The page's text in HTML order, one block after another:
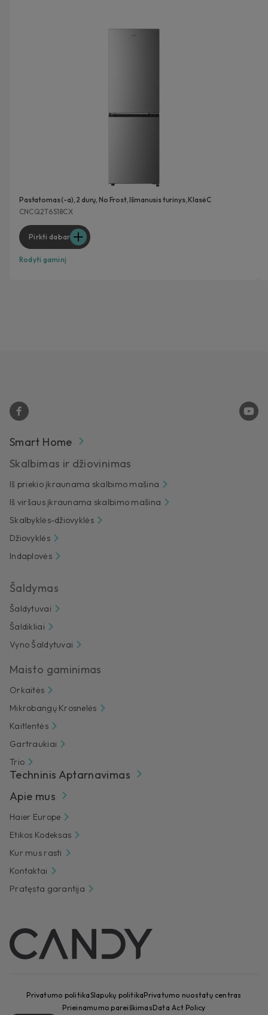
Pastatomas (-a), 2 durų, No Frost, Išmanusis turinys, Klasė C
CNCQ2T6S18CX
Pirkti dabar
Rodyti gaminį
Smart Home
Skalbimas ir džiovinimas
Iš priekio įkraunama skalbimo mašina
Iš viršaus įkraunama skalbimo mašina
Skalbyklės-džiovyklės
Džiovyklės
Indaplovės
Šaldymas
Šaldytuvai
Šaldikliai
Vyno Šaldytuvai
Maisto gaminimas
Orkaitės
Mikrobangų Krosnelės
Kaitlentės
Gartraukiai
Trio
Techninis Aptarnavimas
Apie mus
Haier Europe
Etikos Kodeksas
Kur mus rasti
Kontaktai
Pratęsta garantija
Privatumo politikaSlapukų politikaPrivatumo nuostatų centras
Prieinamumo pareiškimasData Act Policy